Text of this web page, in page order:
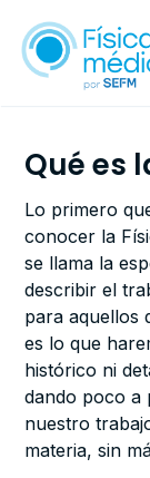
Qué es
Lo primero
conocer la
se llama la
describir el
para aquellos
es lo que
histórico ni
dando poco a
nuestro
materia, sin